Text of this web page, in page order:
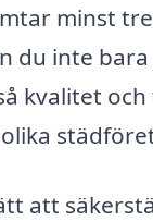
minst
du inte
kvalitet
att